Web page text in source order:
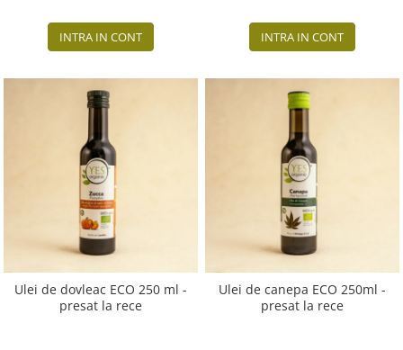
INTRA IN CONT INTRA IN CONT
Ulei de dovleac ECO 250 ml -
presat la rece
Ulei de canepa ECO 250ml -
presat la rece